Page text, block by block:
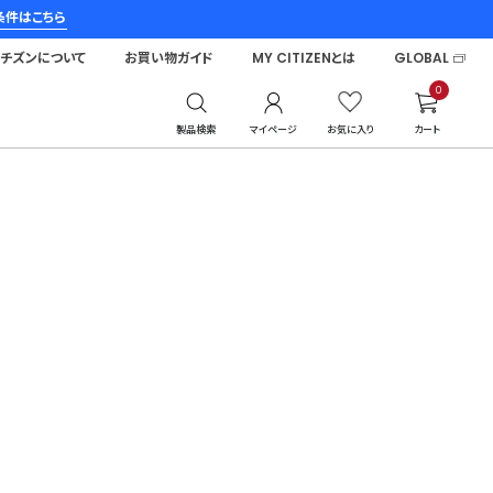
はこちら
製品検索 マイページ お気に入り
0
カート
ズンについて お買い物ガイド MY CITIZENとは GLOBAL